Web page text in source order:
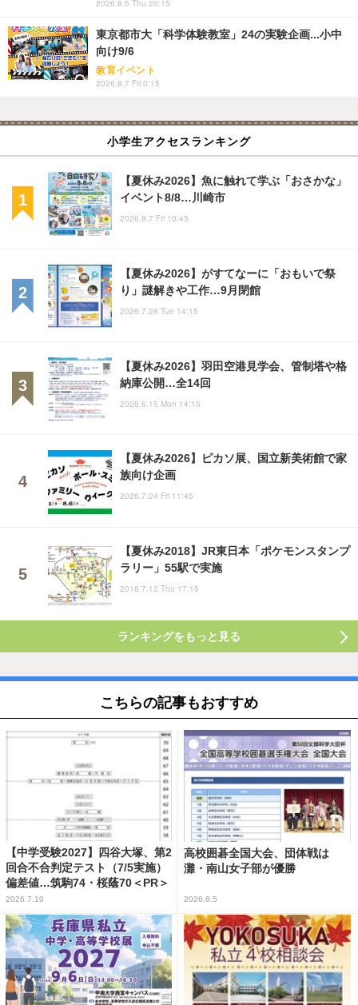
2026.8.6 Thu 20:15
東京都市大「科学体験教室」24の実験企画...小中
向け9/6
教育イベント
2026.8.7 Fri 0:15
小学生アクセスランキング
【夏休み2026】魚に触れて学ぶ「おさかな」
イベント8/8…川崎市
2026.8.7 Fri 10:45
【夏休み2026】がすてなーに「おもいで祭
り」謎解きや工作…9月閉館
2026.7.28 Tue 14:15
【夏休み2026】羽田空港見学会、管制塔や格
納庫公開…全14回
2026.6.15 Mon 14:15
【夏休み2026】ピカソ展、国立新美術館で家
族向け企画
2026.7.24 Fri 11:45
【夏休み2018】JR東日本「ポケモンスタンプ
ラリー」55駅で実施
2018.7.12 Thu 17:15
ランキングをもっと見る
こちらの記事もおすすめ
【中学受験2027】四谷大塚、第2
回合不合判定テスト（7/5実施）
偏差値…筑駒74・桜蔭70＜PR＞
2026.7.10
高校囲碁全国大会、団体戦は
灘・南山女子部が優勝
2026.8.5